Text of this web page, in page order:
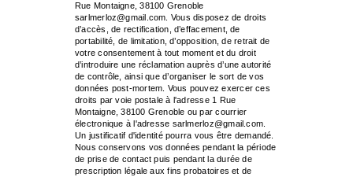
Rue Montaigne, 38100 Grenoble
sarlmerloz@gmail.com. Vous disposez de droits
d’accès, de rectification, d’effacement, de
portabilité, de limitation, d’opposition, de retrait de
votre consentement à tout moment et du droit
d’introduire une réclamation auprès d’une autorité
de contrôle, ainsi que d’organiser le sort de vos
données post-mortem. Vous pouvez exercer ces
droits par voie postale à l'adresse 1 Rue
Montaigne, 38100 Grenoble ou par courrier
électronique à l'adresse sarlmerloz@gmail.com.
Un justificatif d'identité pourra vous être demandé.
Nous conservons vos données pendant la période
de prise de contact puis pendant la durée de
prescription légale aux fins probatoires et de